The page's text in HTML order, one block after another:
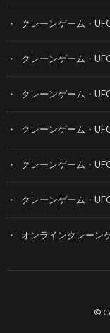
クレーンゲーム・
クレーンゲーム・
クレーンゲーム・
クレーンゲーム・
クレーンゲーム・
クレーンゲーム・
オンラインクレーン
©